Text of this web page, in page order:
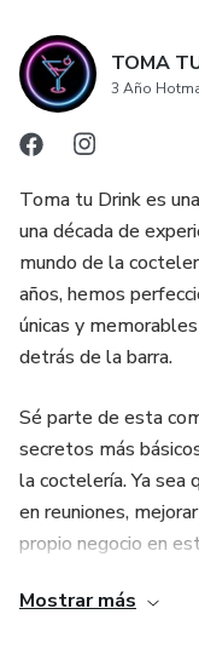
TOMA
3 Año
Toma tu Drink es
una década de
mundo de la
años, hemos
únicas y
detrás de la barra.
Sé parte de esta
secretos más
la coctelería. Ya sea
en reuniones,
propio negocio en
sólida y práctica.
Mostrar más